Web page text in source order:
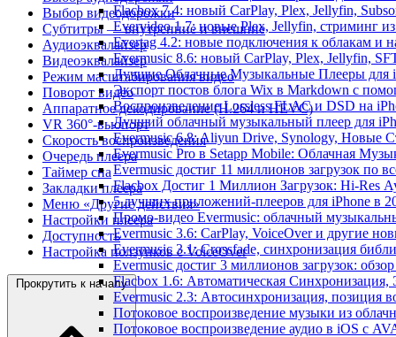
Flacbox 7.4: новый CarPlay, Plex, Jellyfin,
Evervideo 1.7: новые Plex, Jellyfin, стриминг
Evertag 4.2: новые подключения к облакам и
Evermusic 8.6: новый CarPlay, Plex, Jellyfin,
Лучшие Облачные Музыкальные Плееры для
Экспорт постов блога Wix в Markdown с
Воспроизведение Lossless FLAC и DSD на
Лучший облачный музыкальный плеер для
Evermusic 6.8: Aliyun Drive, Synology, Новые
Evermusic Pro в Setapp Mobile: Облачная
Evermusic достиг 11 миллионов загрузок по
Flacbox Достиг 1 Миллион Загрузок: Hi-Res
5 лучших приложений-плееров для iPhone в
Промо-видео Evermusic: облачный
Evermusic 3.6: CarPlay, VoiceOver и другие
Evermusic 3.1: Crossfade, синхронизация
Evermusic достиг 3 миллионов загрузок:
Flacbox 1.6: Автоматическая
Evermusic 2.3: Автосинхронизация, позиция
Потоковое воспроизведение музыки из
Потоковое воспроизведение аудио в iOS с
Выбор видеодорожки
Субтитры — внутренние и внешние
Аудиоэквалайзер
Видеоэквалайзер
Режим масштабирования видео
Поворот видео
Аппаратное декодирование (H.264 и HEVC)
VR 360°-вьюпорт
Скорость воспроизведения
Очередь плеера
Таймер сна
Закладки плеера
Меню «Другие действия»
Настройки плеера
Доступность
Настройка ползунков с VoiceOver
Прокрутить к началу